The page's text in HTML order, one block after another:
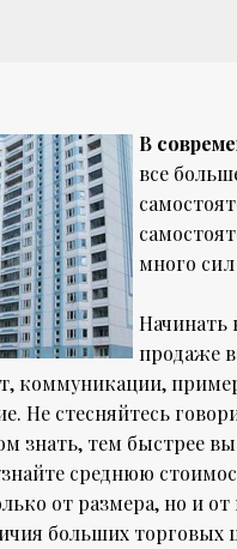
В
все
много
Начинать
продаже
коммуникации,
Не стесняйтесь
знать, тем быстрее
среднюю
от размера, но и
больших торговых